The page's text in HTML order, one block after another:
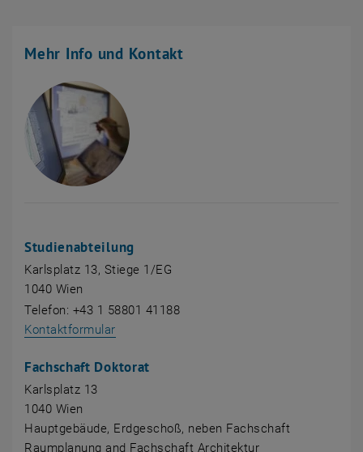
Mehr Info und Kontakt
Studienabteilung
Karlsplatz 13, Stiege 1/EG
1040 Wien
Telefon: +43 1 58801 41188
Kontaktformular
Fachschaft Doktorat
Karlsplatz 13
1040 Wien
Hauptgebäude, Erdgeschoß, neben Fachschaft
Raumplanung and Fachschaft Architektur